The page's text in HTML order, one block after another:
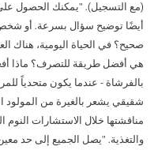
"يمكنك الحصول على
توضيح سؤال بسرعة. أو شخص
في الحياة اليومية، هناك العديد
طريقة للتصرف؟ ماذا أفعل إذا
- عندما يكون متحدياً للمرة
يشعر بالغيرة من المولود
خلال الاستشارات النوم
"يصل الجميع إلى حد معين في